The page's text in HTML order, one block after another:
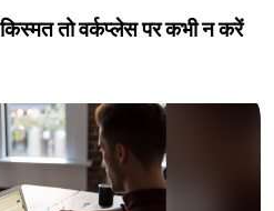
तो वर्कप्लेस पर कभी न करें